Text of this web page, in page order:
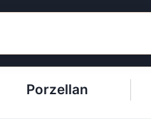
Porzellan